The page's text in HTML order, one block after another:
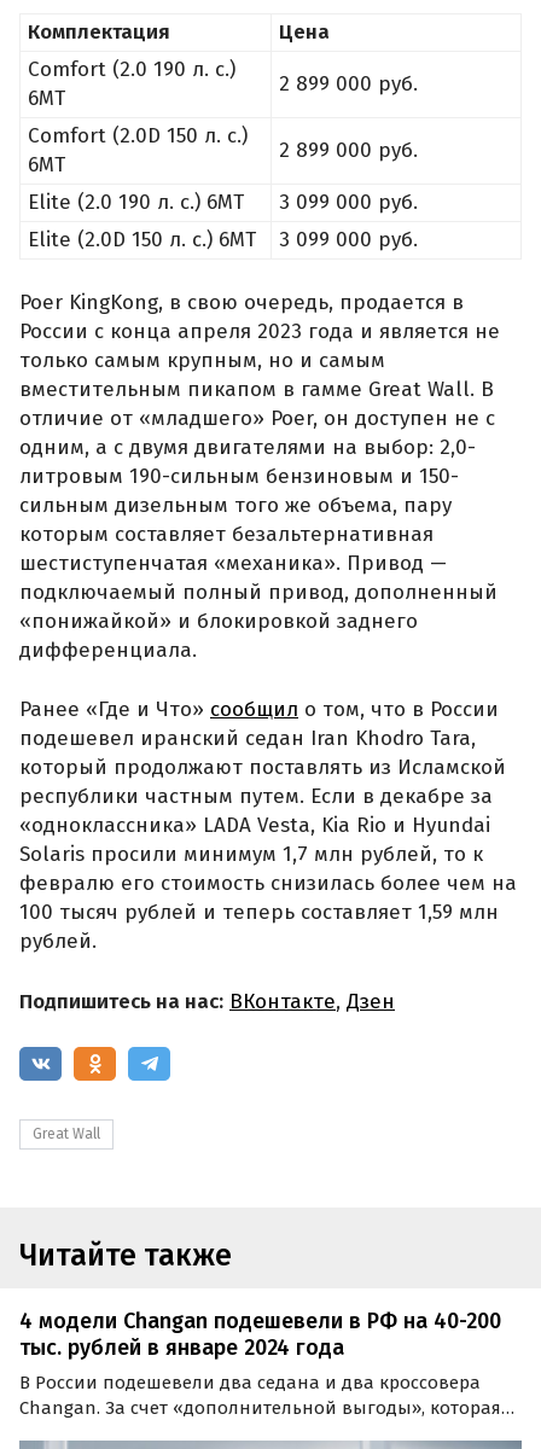
Комплектация
Цена
Comfort (2.0 190 л. с.)
6MT
2 899 000 руб.
Comfort (2.0D 150 л. с.)
6MT
2 899 000 руб.
Elite (2.0 190 л. с.) 6MT
3 099 000 руб.
Elite (2.0D 150 л. с.) 6MT
3 099 000 руб.
Poer KingKong, в свою очередь, продается в
России с конца апреля 2023 года и является не
только самым крупным, но и самым
вместительным пикапом в гамме Great Wall. В
отличие от «младшего» Poer, он доступен не с
одним, а с двумя двигателями на выбор: 2,0-
литровым 190-сильным бензиновым и 150-
сильным дизельным того же объема, пару
которым составляет безальтернативная
шестиступенчатая «механика». Привод —
подключаемый полный привод, дополненный
«понижайкой» и блокировкой заднего
дифференциала.
Ранее «Где и Что» сообщил о том, что в России
подешевел иранский седан Iran Khodro Tara,
который продолжают поставлять из Исламской
республики частным путем. Если в декабре за
«одноклассника» LADA Vesta, Kia Rio и Hyundai
Solaris просили минимум 1,7 млн рублей, то к
февралю его стоимость снизилась более чем на
100 тысяч рублей и теперь составляет 1,59 млн
рублей.
Подпишитесь на нас: ВКонтакте, Дзен
Great Wall
Читайте также
4 модели Changan подешевели в РФ на 40-200
тыс. рублей в январе 2024 года
В России подешевели два седана и два кроссовера
Changan. За счет «дополнительной выгоды», которая